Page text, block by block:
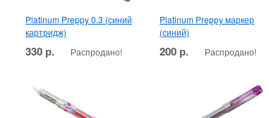
Platinum Preppy 0.3 (синий
картридж)
330 р. Распродано!
Platinum Preppy маркер
(синий)
200 р. Распродано!